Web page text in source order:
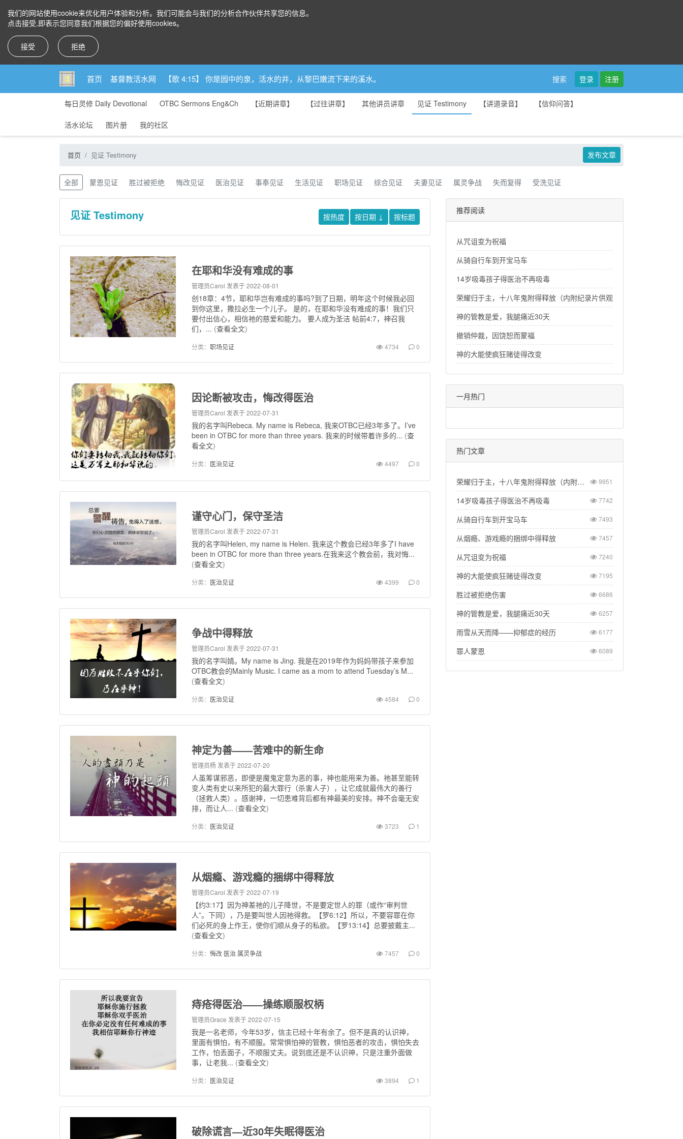
我们的网站使用cookie来优化用户体验和分析。我们可能会与我们的分析合作伙伴共享您的信息。
点击接受,即表示您同意我们根据您的偏好使用cookies。
接受 拒绝
首页 基督教活水网 【歌 4:15】 你是园中的泉，活水的井，从黎巴嫩流下来的溪水。 搜索 登录 注册
每日灵修 Daily Devotional OTBC Sermons Eng&Ch 【近期讲章】 【过往讲章】 其他讲员讲章 见证 Testimony 【讲道录音】 【信仰问答】
活水论坛 图片册 我的社区
首页 见证 Testimony 发布文章
全部 蒙恩见证 胜过被拒绝 悔改见证 医治见证 事奉见证 生活见证 职场见证 综合见证 夫妻见证 属灵争战 失而复得 受洗见证
见证 Testimony 按标题
按日期 ↓
按热度
在耶和华没有难成的事
管理员Carol 发表于 2022-08-01
创18章：4节，耶和华岂有难成的事吗?到了日期，明年这个时候我必回
到你这里，撒拉必生一个儿子。 是的，在耶和华没有难成的事！我们只
要付出信心，相信祂的慈爱和能力。 要人成为圣洁 帖前4:7，神召我
们，... (查看全文)
分类：职场见证 4734 0
因论断被攻击，悔改得医治
管理员Carol 发表于 2022-07-31
我的名字叫Rebeca. My name is Rebeca, 我来OTBC已经3年多了。I’ve
been in OTBC for more than three years. 我来的时候带着许多的... (查
看全文)
分类： 医治见证 4497 0
谨守心门，保守圣洁
管理员Carol 发表于 2022-07-31
我的名字叫Helen, my name is Helen. 我来这个教会已经3年多了I have
been in OTBC for more than three years.在我来这个教会前，我对悔...
(查看全文)
分类： 医治见证 4399 0
争战中得释放
管理员Carol 发表于 2022-07-31
我的名字叫婧。My name is Jing. 我是在2019年作为妈妈带孩子来参加
OTBC教会的Mainly Music. I came as a mom to attend Tuesday’s M...
(查看全文)
分类： 医治见证 4584 0
神定为善——苦难中的新生命
管理员杨 发表于 2022-07-20
人虽筹谋邪恶，即便是魔鬼定意为恶的事，神也能用来为善。祂甚至能转
变人类有史以来所犯的最大罪行（杀害人子），让它成就最伟大的善行
（拯救人类）。感谢神，一切患难背后都有神最美的安排。神不会毫无安
排，而让人... (查看全文)
分类： 医治见证 3723 1
从烟瘾、游戏瘾的捆绑中得释放
管理员Carol 发表于 2022-07-19
【约3:17】因为神差祂的儿子降世，不是要定世人的罪（或作“审判世
人”。下同），乃是要叫世人因祂得救。【罗6:12】所以，不要容罪在你
们必死的身上作王，使你们顺从身子的私欲。【罗13:14】总要披戴主...
(查看全文)
分类：悔改 医治 属灵争战 7457 0
痔疮得医治——操练顺服权柄
管理员Grace 发表于 2022-07-15
我是一名老师，今年53岁，信主已经十年有余了。但不是真的认识神，
里面有惧怕，有不顺服。常常惧怕神的管教，惧怕恶者的攻击，惧怕失去
工作，怕丢面子，不顺服丈夫。说到底还是不认识神，只是注重外面做
事，让老我... (查看全文)
分类： 医治见证 3894 1
破除谎言—近30年失眠得医治
推荐阅读
从咒诅变为祝福
从骑自行车到开宝马车
14岁吸毒孩子得医治不再吸毒
荣耀归于主，十八年鬼附得释放（内附纪录片供观看）
神的管教是爱，我腿痛近30天
撤销仲裁，因饶恕而蒙福
神的大能使疯狂赌徒得改变
一月热门
热门文章
荣耀归于主，十八年鬼附得释放（内附纪录片供观看） 9951
14岁吸毒孩子得医治不再吸毒 7742
从骑自行车到开宝马车 7493
从烟瘾、游戏瘾的捆绑中得释放 7457
从咒诅变为祝福 7240
神的大能使疯狂赌徒得改变 7195
胜过被拒绝伤害 6686
神的管教是爱，我腿痛近30天 6257
雨雪从天而降——抑郁症的经历 6177
罪人蒙恩 6089